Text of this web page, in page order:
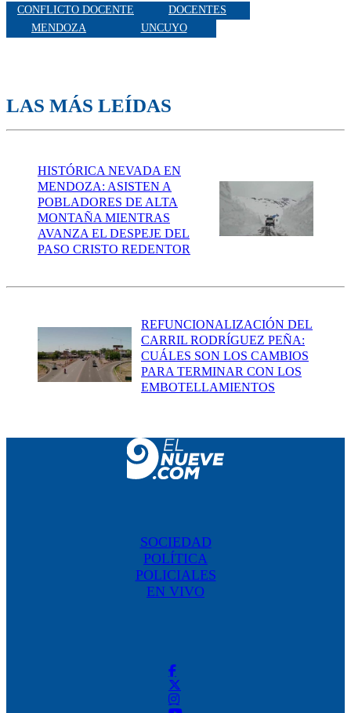
CONFLICTO DOCENTE
DOCENTES
MENDOZA
UNCUYO
LAS MÁS LEÍDAS
HISTÓRICA NEVADA EN
MENDOZA: ASISTEN A
POBLADORES DE ALTA
MONTAÑA MIENTRAS
AVANZA EL DESPEJE DEL
PASO CRISTO REDENTOR
REFUNCIONALIZACIÓN DEL
CARRIL RODRÍGUEZ PEÑA:
CUÁLES SON LOS CAMBIOS
PARA TERMINAR CON LOS
EMBOTELLAMIENTOS
SOCIEDAD
POLÍTICA
POLICIALES
EN VIVO